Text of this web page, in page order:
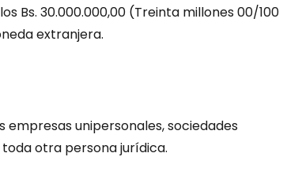
Bs. 30.000.000,00 (Treinta millones 00/100
extranjera.
empresas unipersonales, sociedades
otra persona jurídica.